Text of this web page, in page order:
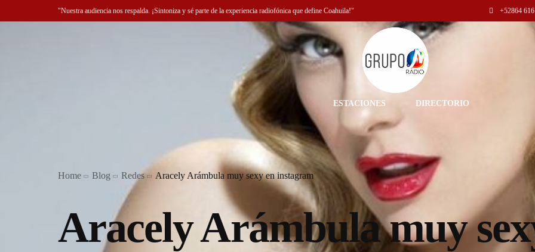
"Nuestra audiencia nos respalda. ¡Sintoniza y sé parte de la experiencia radiofónica que define Coahuila!" +52864
ESTACIONES DIRECTORIO
Home Blog Redes Aracely Arámbula muy sexy en instagram
Aracely Arámbula muy